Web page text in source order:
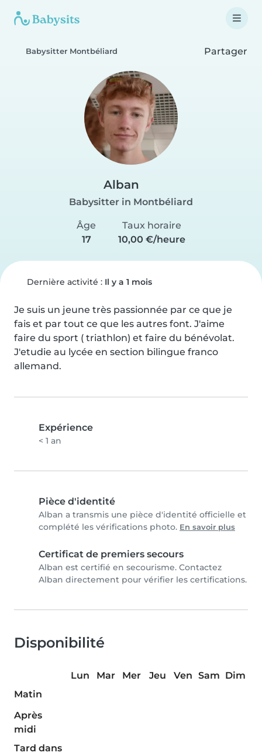
Babysitter Montbéliard Partager
Alban
Babysitter in Montbéliard
Âge
17
Taux horaire
10,00 €/heure
Dernière activité : Il y a 1 mois
Je suis un jeune très passionnée par ce que je
fais et par tout ce que les autres font. J'aime
faire du sport ( triathlon) et faire du bénévolat.
J'etudie au lycée en section bilingue franco
allemand.
Expérience
< 1 an
Pièce d'identité
Alban a transmis une pièce d'identité officielle et
complété les vérifications photo. En savoir plus
Certificat de premiers secours
Alban est certifié en secourisme. Contactez
Alban directement pour vérifier les certifications.
Disponibilité
Lun Mar Mer Jeu Ven Sam Dim
Matin
Après
midi
Tard dans